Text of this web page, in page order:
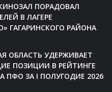
ПОРАДОВАЛ
В ЛАГЕРЕ
ГАГАРИНСКОГО РАЙОНА
ОБЛАСТЬ УДЕРЖИВАЕТ
ПОЗИЦИИ В РЕЙТИНГЕ
ПФО ЗА I ПОЛУГОДИЕ 2026